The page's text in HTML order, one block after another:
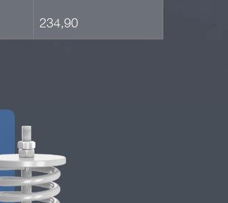
234,90